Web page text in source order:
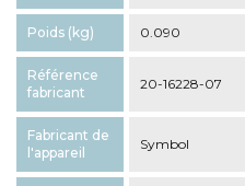
Poids (kg) 0.090
Référence
fabricant
20-16228-07
Fabricant de
l'appareil
Symbol